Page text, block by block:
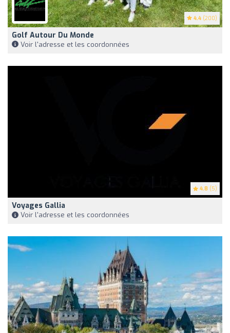
4.4 (200)
Golf Autour Du Monde
Voir l'adresse et les coordonnées
4.8 (5)
Voyages Gallia
Voir l'adresse et les coordonnées